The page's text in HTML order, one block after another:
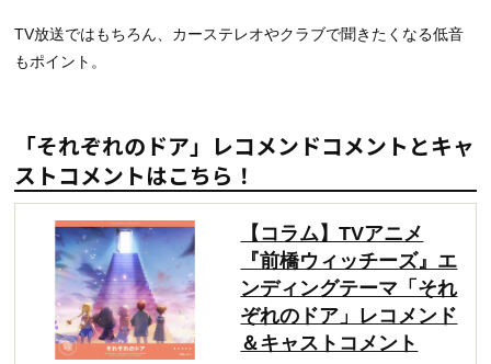
TV放送ではもちろん、カーステレオやクラブで聞きたくなる低音
もポイント。
「それぞれのドア」レコメンドコメントとキャ
ストコメントはこちら！
【コラム】TVアニメ
『前橋ウィッチーズ』エ
ンディングテーマ「それ
ぞれのドア」レコメンド
＆キャストコメント